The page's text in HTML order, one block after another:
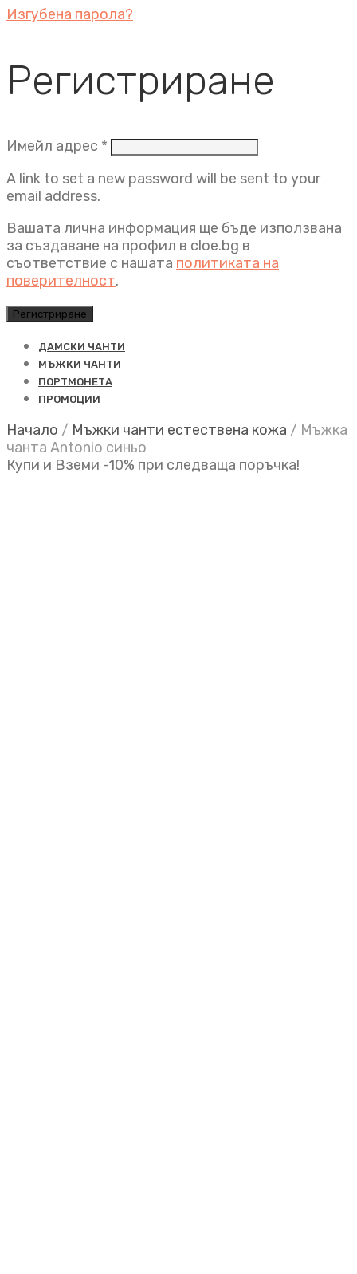
Изгубена парола?
Регистриране
Имейл адрес * Задължително
A link to set a new password will be sent to your
email address.
Вашата лична информация ще бъде използвана
за създаване на профил в cloe.bg в
съответствие с нашата политиката на
поверителност.
Регистриране
ДАМСКИ ЧАНТИ
МЪЖКИ ЧАНТИ
ПОРТМОНЕТА
ПРОМОЦИИ
Начало / Мъжки чанти естествена кожа / Мъжка
чанта Antonio синьо
Купи и Вземи -10% при следваща поръчка!